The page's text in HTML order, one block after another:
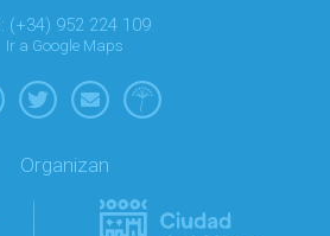
(+34) 952 224 109
Ir a Google Maps
Organizan